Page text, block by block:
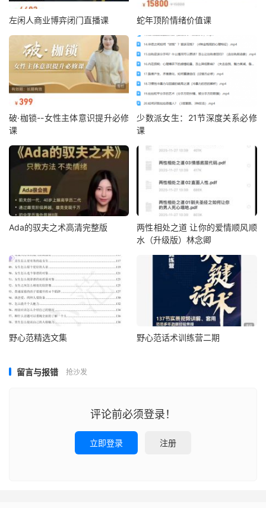
左闲人商业博弈闭门直播课 蛇年顶阶情绪价值课
破·枷锁--女性主体意识提升必修
课
少数派女生：21节深度关系必修
课
Ada的驭夫之术高清完整版
两性相处之道 让你的爱情顺风顺
水（升级版）林念卿
野心范精选文集 野心范话术训练营二期
留言与报错 抢沙发
评论前必须登录！
立即登录 注册